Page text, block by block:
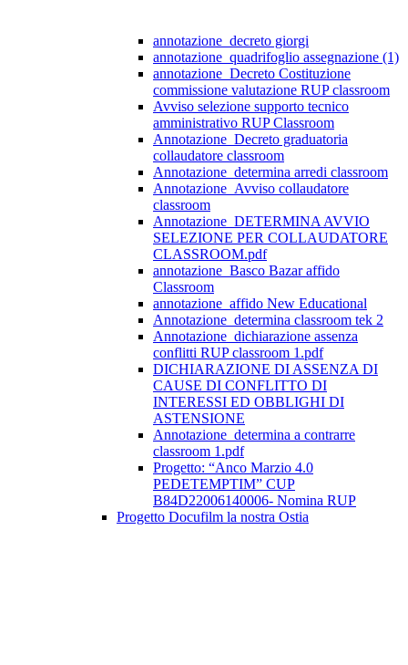
annotazione_decreto giorgi
annotazione_quadrifoglio assegnazione (1)
annotazione_Decreto Costituzione
commissione valutazione RUP classroom
Avviso selezione supporto tecnico
amministrativo RUP Classroom
Annotazione_Decreto graduatoria
collaudatore classroom
Annotazione_determina arredi classroom
Annotazione_Avviso collaudatore
classroom
Annotazione_DETERMINA AVVIO
SELEZIONE PER COLLAUDATORE
CLASSROOM.pdf
annotazione_Basco Bazar affido
Classroom
annotazione_affido New Educational
Annotazione_determina classroom tek 2
Annotazione_dichiarazione assenza
conflitti RUP classroom 1.pdf
DICHIARAZIONE DI ASSENZA DI
CAUSE DI CONFLITTO DI
INTERESSI ED OBBLIGHI DI
ASTENSIONE
Annotazione_determina a contrarre
classroom 1.pdf
Progetto: “Anco Marzio 4.0
PEDETEMPTIM” CUP
B84D22006140006- Nomina RUP
Progetto Docufilm la nostra Ostia